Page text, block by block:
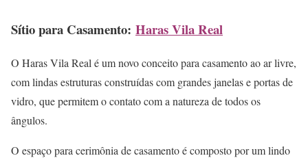
Sítio para Casamento: Haras Vila Real
O Haras Vila Real é um novo conceito para casamento ao ar livre,
com lindas estruturas construídas com grandes janelas e portas de
vidro, que permitem o contato com a natureza de todos os
ângulos.
O espaço para cerimônia de casamento é composto por um lindo